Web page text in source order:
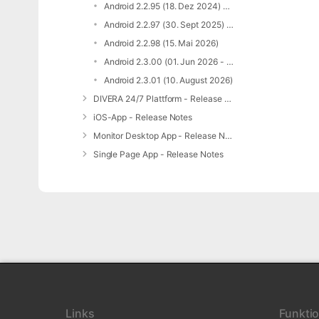
Android 2.2.95 (18. Dez 2024) 2.2.96 (23. Jan 2025)
Android 2.2.97 (30. Sept 2025) und 2.2.97c (29. Okt 2025)
Android 2.2.98 (15. Mai 2026)
Android 2.3.00 (01. Jun 2026 - 15. Juli 2026)
Android 2.3.01 (10. August 2026)
DIVERA 24/7 Plattform - Release Notes
iOS-App - Release Notes
Monitor Desktop App - Release Notes
Single Page App - Release Notes
Links